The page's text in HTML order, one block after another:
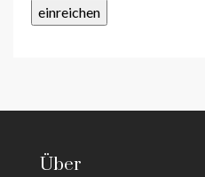
Über